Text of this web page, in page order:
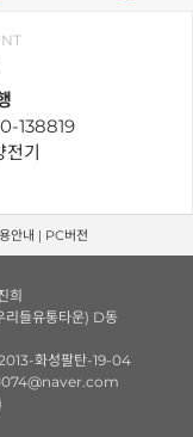
138819
전기
안내 | PC버전
희
리들유통타운) D동
화성팔탄-19-04